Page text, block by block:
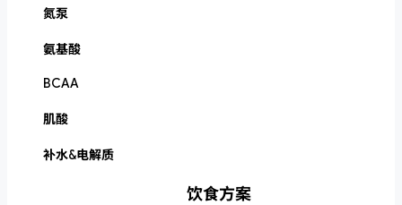
氮泵
氨基酸
BCAA
肌酸
补水&电解质
饮食方案